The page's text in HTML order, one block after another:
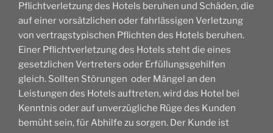
Pflichtverletzung des Hotels beruhen und Schäden, die
auf einer vorsätzlichen oder fahrlässigen Verletzung
von vertragstypischen Pflichten des Hotels beruhen.
Einer Pflichtverletzung des Hotels steht die eines
gesetzlichen Vertreters oder Erfüllungsgehilfen
gleich. Sollten Störungen oder Mängel an den
Leistungen des Hotels auftreten, wird das Hotel bei
Kenntnis oder auf unverzügliche Rüge des Kunden
bemüht sein, für Abhilfe zu sorgen. Der Kunde ist